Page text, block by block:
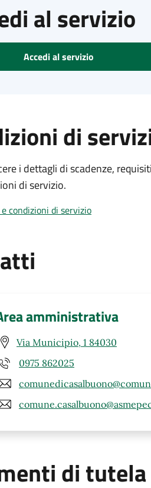
al servizio
Accedi al servizio
di
i dettagli di scadenze,
di servizio.
condizioni di servizio
amministrativa
Via Municipio, 1 84030
0975 862025
di tutela